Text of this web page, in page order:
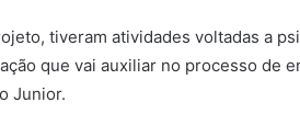
tiveram atividades voltadas a
que vai auxiliar no processo de
Junior.